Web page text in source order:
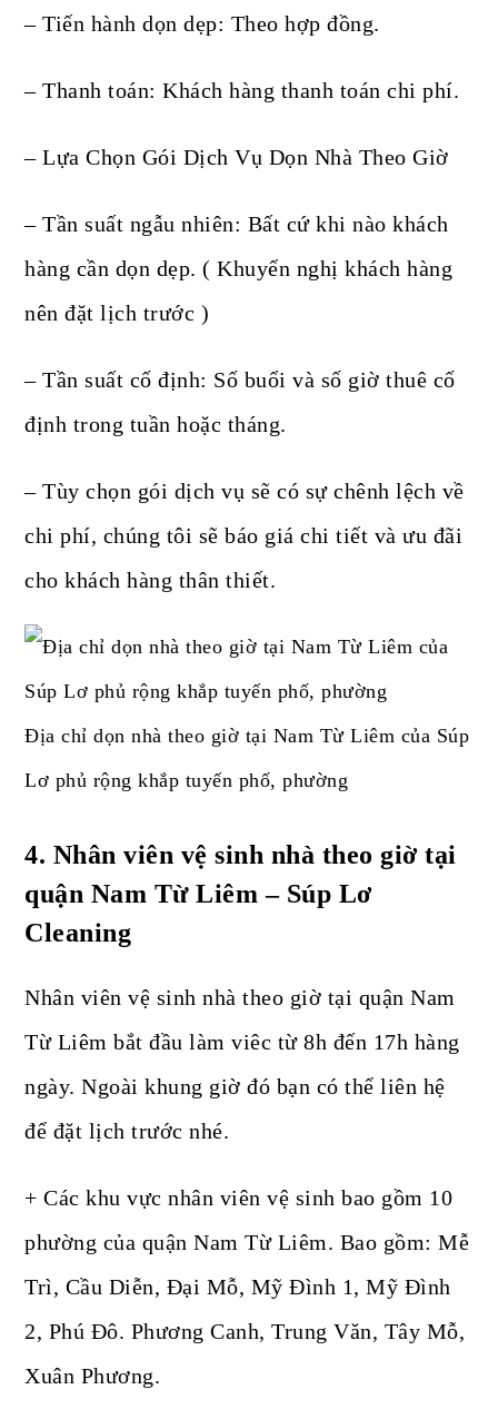
– Tiến hành dọn dẹp: Theo hợp đồng.
– Thanh toán: Khách hàng thanh toán chi phí.
– Lựa Chọn Gói Dịch Vụ Dọn Nhà Theo Giờ
– Tần suất ngẫu nhiên: Bất cứ khi nào khách
hàng cần dọn dẹp. ( Khuyến nghị khách hàng
nên đặt lịch trước )
– Tần suất cố định: Số buổi và số giờ thuê cố
định trong tuần hoặc tháng.
– Tùy chọn gói dịch vụ sẽ có sự chênh lệch về
chi phí, chúng tôi sẽ báo giá chi tiết và ưu đãi
cho khách hàng thân thiết.
Địa chỉ dọn nhà theo giờ tại Nam Từ Liêm của Súp
Lơ phủ rộng khắp tuyến phố, phường
4. Nhân viên vệ sinh nhà theo giờ tại
quận Nam Từ Liêm – Súp Lơ
Cleaning
Nhân viên vệ sinh nhà theo giờ tại quận Nam
Từ Liêm bắt đầu làm viêc từ 8h đến 17h hàng
ngày. Ngoài khung giờ đó bạn có thể liên hệ
để đặt lịch trước nhé.
+ Các khu vực nhân viên vệ sinh bao gồm 10
phường của quận Nam Từ Liêm. Bao gồm: Mễ
Trì, Cầu Diễn, Đại Mỗ, Mỹ Đình 1, Mỹ Đình
2, Phú Đô. Phương Canh, Trung Văn, Tây Mỗ,
Xuân Phương.